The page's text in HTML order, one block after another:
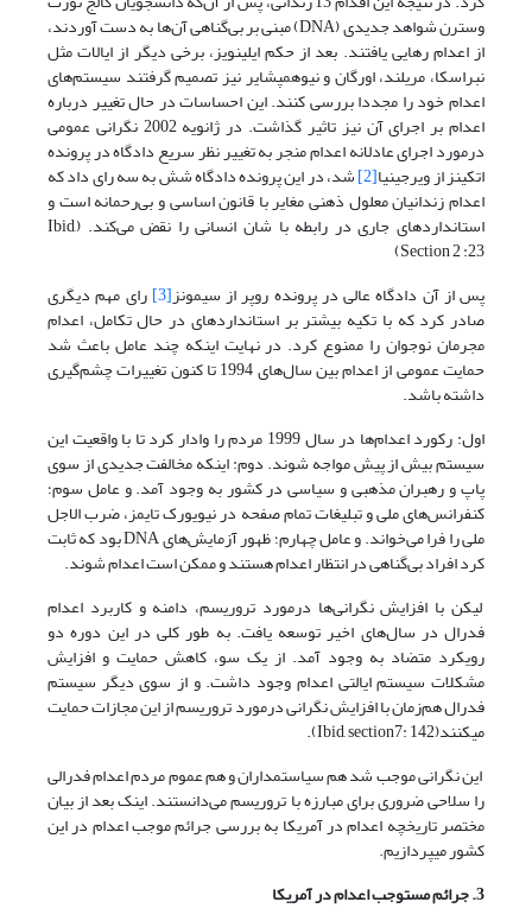
وسترن شواهد جدیدی (DNA) مبنی بر بی‌گناهی آن‌ها به دست آوردند،
از اعدام رهایی یافتند. بعد از حکم ایلینویز، برخی دیگر از ایالات مثل
نبراسکا، مریلند، اورگان و نیوهمپشایر نیز تصمیم گرفتند سیستم‌های
اعدام خود را مجددا بررسی کنند. این احساسات در حال تغییر درباره
اعدام بر اجرای آن نیز تاثیر گذاشت. در ژانویه 2002 نگرانی عمومی
درمورد اجرای عادلانه اعدام منجر به تغییر نظر سریع دادگاه در پرونده
اتکینز از ویرجینیا[2] شد، در این پرونده دادگاه شش به سه رای داد که
اعدام زندانیان معلول ذهنی مغایر با قانون اساسی و بی‌رحمانه است و
استانداردهای جاری در رابطه با شان انسانی را نقض می‌کند. (Ibid,
Section 2 :23)
پس از آن دادگاه عالی در پرونده روپر از سیمونز[3] رای مهم دیگری
صادر کرد که با تکیه بیشتر بر استانداردهای در حال تکامل، اعدام
مجرمان نوجوان را ممنوع کرد. در نهایت اینکه چند عامل باعث شد
حمایت عمومی از اعدام بین سال‌های 1994 تا کنون تغییرات چشم‌گیری
داشته باشد.
اول: رکورد اعدام‌ها در سال 1999 مردم را وادار کرد تا با واقعیت این
سیستم بیش از پیش مواجه شوند. دوم: این­که مخالفت جدیدی از سوی
پاپ و رهبران مذهبی و سیاسی در کشور به وجود آمد. و عامل سوم؛
کنفرانس‌های ملی و تبلیغات تمام صفحه در نیویورک تایمز، ضرب الاجل
ملی را فرا می‌خواند. و عامل چهارم؛ ظهور آزمایش‌های DNA بود که ثابت
کرد افراد بی‌گناهی در انتظار اعدام هستند و ممکن است اعدام شوند.
لیکن با افزایش نگرانی‌ها درمورد تروریسم، دامنه و کاربرد اعدام
فدرال در سال‌های اخیر توسعه یافت. به طور کلی در این دوره دو
رویکرد متضاد به وجود آمد. از یک سو، کاهش حمایت و افزایش
مشکلات سیستم ایالتی اعدام وجود داشت. و از سوی دیگر سیستم
فدرال هم‌زمان با افزایش نگرانی درمورد تروریسم از این مجازات حمایت
می­کنند(Ibid, section7: 142).
این نگرانی موجب شد هم سیاستمداران و هم عموم مردم اعدام فدرالی
را سلاحی ضروری برای مبارزه با تروریسم می‌دانستند. اینک بعد از بیان
مختصر تاریخچه اعدام در آمریکا به بررسی جرائم موجب اعدام در این
کشور می­پردازیم.
3. جرائم مستوجب اعدام در آمریکا